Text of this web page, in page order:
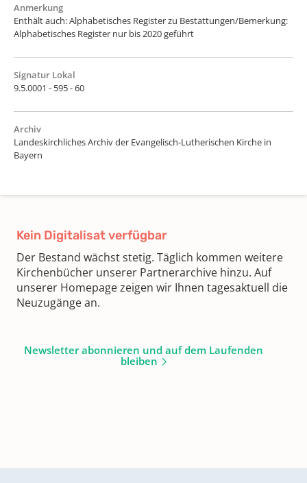
Anmerkung
Enthält auch: Alphabetisches Register zu Bestattungen/Bemerkung:
Alphabetisches Register nur bis 2020 geführt
Signatur Lokal
9.5.0001 - 595 - 60
Archiv
Landeskirchliches Archiv der Evangelisch-Lutherischen Kirche in
Bayern
Kein Digitalisat verfügbar
Der Bestand wächst stetig. Täglich kommen weitere
Kirchenbücher unserer Partnerarchive hinzu. Auf
unserer Homepage zeigen wir Ihnen tagesaktuell die
Neuzugänge an.
Newsletter abonnieren und auf dem Laufenden
bleiben